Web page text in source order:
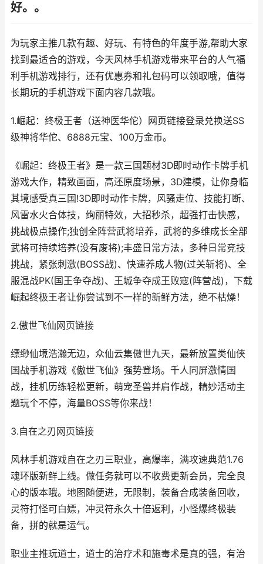
好。。
为玩家主推几款有趣、好玩、有特色的年度手游,帮助大家
找到最适合的游戏，今天风林手机游戏带来平台的人气福
利手机游戏排行，还有优惠券和礼包码可以领取哦，值得
长期玩的手机游戏下面内容几款哦。
1.崛起：终极王者（送神医华佗）网页链接登录兑换送SS
级神将华佗、6888元宝、100万金币。
《崛起：终极王者》是一款三国题材3D即时动作卡牌手机
游戏大作，精致画面，高还原度场景，3D建模，让你身临
其境感受真三国!3D即时动作卡牌，风骚走位、技能打断、
风雷水火合体技，绚丽特效，大招秒杀，超强打击快感，
挑战极点操作;独创全阵营武将培养，武将的多维成长全部
武将可持续培养(没有废将);丰盛日常方法，多种日常竞技
挑战，紧张刺激(BOSS战)、快速养成人物(过关斩将)、全
服混战PK(国王争夺战)、王城争夺成王败寇(阵营战)，下载
崛起终极王者让你尝试到不一样的新鲜方法，绝不枯燥！
2.傲世飞仙网页链接
缥缈仙境浩瀚无边，众仙云集傲世九天，最新放置类仙侠
国战手机游戏《傲世飞仙》强势登场。千人同屏激情国
战，挂机历练轻松更新，萌宠圣兽并肩作战，精妙活动主
题玩个不停，海量BOSS等你来战！
3.自在之刃网页链接
风林手机游戏自在之刃三职业，高爆率，满攻速典范1.76
魂环版新鲜上线。做任务就可以不收费更新会员，完全良
心的版本哦。地图随便进，无限制，装备合成装备回收，
灵符打怪可白嫖，冲灵符永久十倍返利，小怪爆终极装
备，拼的就是运气。
职业主推玩道士，道士的治疗术和施毒术是真的强，有治